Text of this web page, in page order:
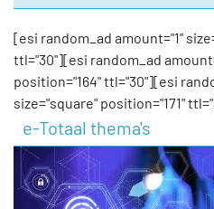
[esi random_ad amount="1"
ttl="30"][esi random_ad
position="164" ttl="30"][esi
size="square" position="171"
e-Totaal thema's